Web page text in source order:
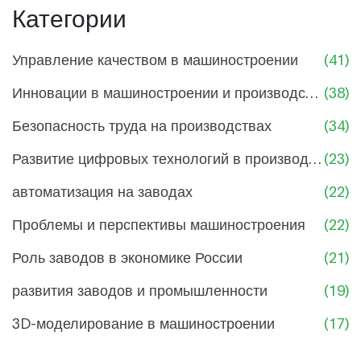
Категории
Управление качеством в машиностроении
(41)
Инновации в машиностроении и производстве (38)
Безопасность труда на производствах
(34)
Развитие цифровых технологий в производстве (23)
автоматизация на заводах
(22)
Проблемы и перспективы машиностроения
(22)
Роль заводов в экономике России
(21)
развития заводов и промышленности
(19)
3D-моделирование в машиностроении
(17)